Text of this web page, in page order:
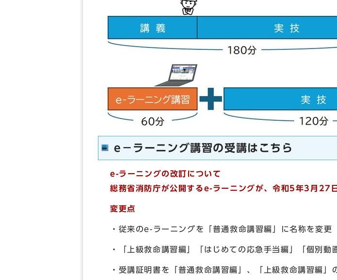
e－ラーニング講習の受講はこちら
e-ラーニングの改訂について
総務省消防庁が公開するe-ラーニングが、令和5年3月27
変更点
・従来のe-ラーニングを「普通救命講習編」に名称を変更
・「上級救命講習編」「はじめての応急手当編」「個別動
・受講証明書を「普通救命講習編」、「上級救命講習編」